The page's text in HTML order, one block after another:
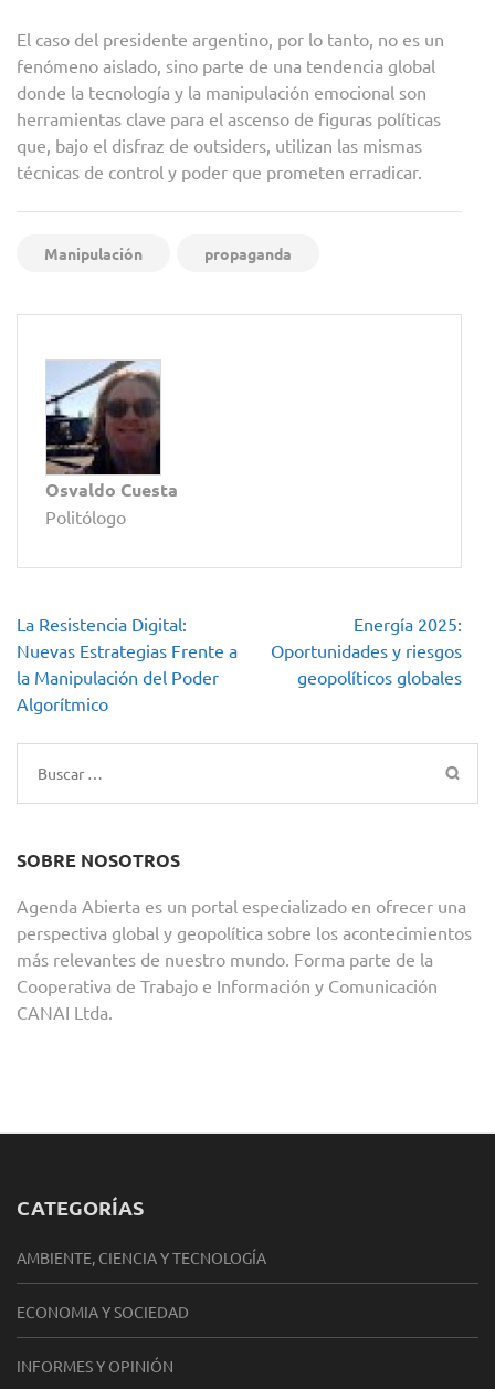
El caso del presidente argentino, por lo tanto, no es un
fenómeno aislado, sino parte de una tendencia global
donde la tecnología y la manipulación emocional son
herramientas clave para el ascenso de figuras políticas
que, bajo el disfraz de outsiders, utilizan las mismas
técnicas de control y poder que prometen erradicar.
Manipulación propaganda
Osvaldo Cuesta
Politólogo
Navegación
de
entradas
La Resistencia Digital:
Nuevas Estrategias Frente a
la Manipulación del Poder
Algorítmico
Energía 2025:
Oportunidades y riesgos
geopolíticos globales
Buscar:
SOBRE NOSOTROS
Agenda Abierta es un portal especializado en ofrecer una
perspectiva global y geopolítica sobre los acontecimientos
más relevantes de nuestro mundo. Forma parte de la
Cooperativa de Trabajo e Información y Comunicación
CANAI Ltda.
CATEGORÍAS
AMBIENTE, CIENCIA Y TECNOLOGÍA
ECONOMIA Y SOCIEDAD
INFORMES Y OPINIÓN